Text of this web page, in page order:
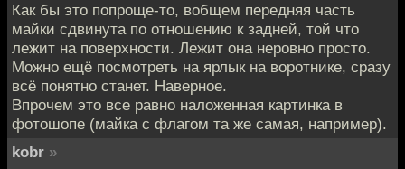
Как бы это попроще-то, вобщем передняя часть
майки сдвинута по отношению к задней, той что
лежит на поверхности. Лежит она неровно просто.
Можно ещё посмотреть на ярлык на воротнике, сразу
всё понятно станет. Наверное.
Впрочем это все равно наложенная картинка в
фотошопе (майка с флагом та же самая, например).
kobr »